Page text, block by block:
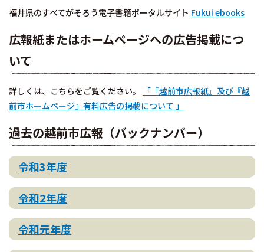
福井県のすべてがそろう電子書籍ポータルサイト Fukui ebooks
広報紙またはホームページへの広告掲載につ
いて
詳しくは、こちらをご覧ください。
「『越前市広報紙』及び『越
前市ホームページ』有料広告の掲載について 」
過去の越前市広報（バックナンバー）
令和3年度
令和2年度
令和元年度